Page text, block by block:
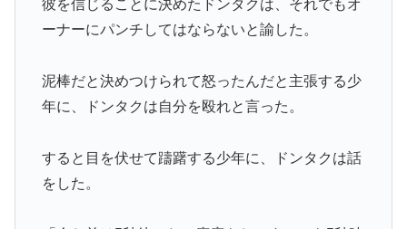
彼を信じることに決めたドンタクは、それでもオ
ーナーにパンチしてはならないと諭した。
泥棒だと決めつけられて怒ったんだと主張する少
年に、ドンタクは自分を殴れと言った。
すると目を伏せて躊躇する少年に、ドンタクは話
をした。